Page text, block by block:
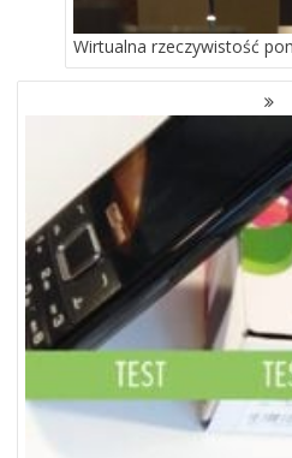
Wirtualna rzeczywistość